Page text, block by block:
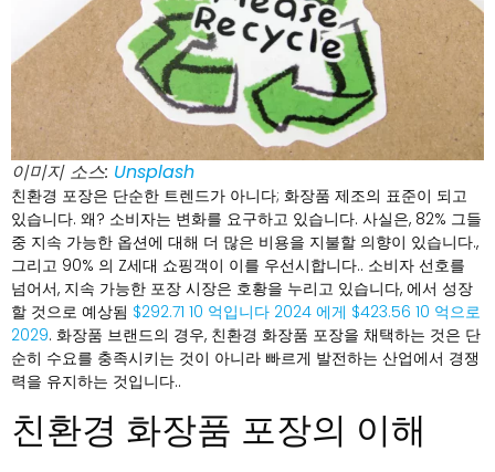
이미지 소스: Unsplash
친환경 포장은 단순한 트렌드가 아니다; 화장품 제조의 표준이 되고
있습니다. 왜? 소비자는 변화를 요구하고 있습니다. 사실은, 82% 그들
중 지속 가능한 옵션에 대해 더 많은 비용을 지불할 의향이 있습니다.,
그리고 90% 의 Z세대 쇼핑객이 이를 우선시합니다.. 소비자 선호를
넘어서, 지속 가능한 포장 시장은 호황을 누리고 있습니다, 에서 성장
할 것으로 예상됨 $292.71 10 억입니다 2024 에게 $423.56 10 억으로
2029. 화장품 브랜드의 경우, 친환경 화장품 포장을 채택하는 것은 단
순히 수요를 충족시키는 것이 아니라 빠르게 발전하는 산업에서 경쟁
력을 유지하는 것입니다..
친환경 화장품 포장의 이해